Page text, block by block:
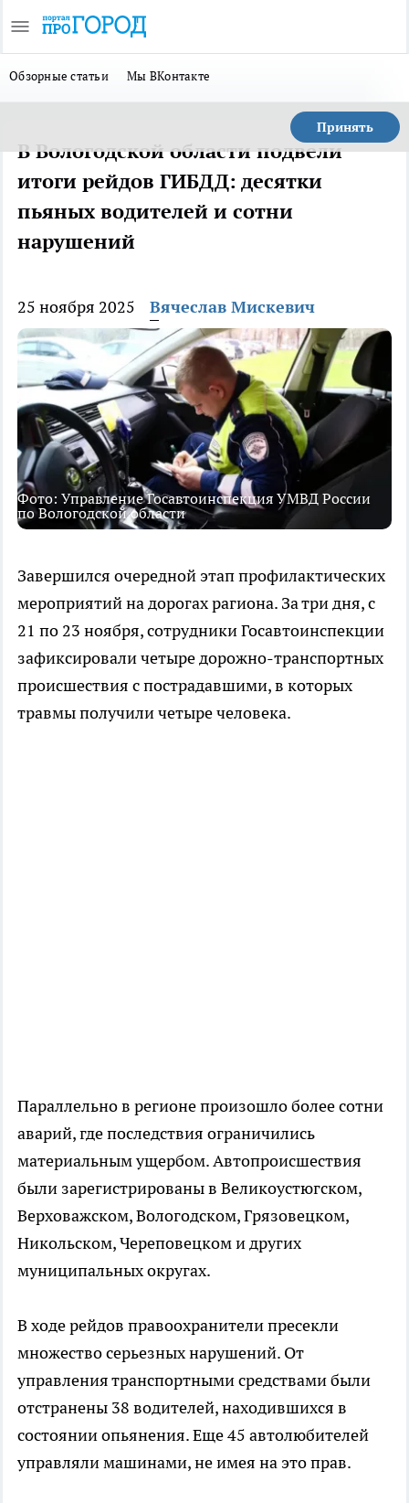
Обзорные статьи Мы ВКонтакте
Принять
В Вологодской области подвели
итоги рейдов ГИБДД: десятки
пьяных водителей и сотни
нарушений
25 ноября 2025 Вячеслав Мискевич
Фото: Управление Госавтоинспекция УМВД России
по Вологодской области
Завершился очередной этап профилактических
мероприятий на дорогах рагиона. За три дня, с
21 по 23 ноября, сотрудники Госавтоинспекции
зафиксировали четыре дорожно-транспортных
происшествия с пострадавшими, в которых
травмы получили четыре человека.
Параллельно в регионе произошло более сотни
аварий, где последствия ограничились
материальным ущербом. Автопроисшествия
были зарегистрированы в Великоустюгском,
Верховажском, Вологодском, Грязовецком,
Никольском, Череповецком и других
муниципальных округах.
В ходе рейдов правоохранители пресекли
множество серьезных нарушений. От
управления транспортными средствами были
отстранены 38 водителей, находившихся в
состоянии опьянения. Еще 45 автолюбителей
управляли машинами, не имея на это прав.